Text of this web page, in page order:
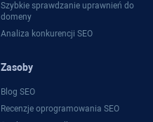
Szybkie sprawdzanie uprawnień do
domeny
Analiza konkurencji SEO
Zasoby
Blog SEO
Recenzje oprogramowania SEO